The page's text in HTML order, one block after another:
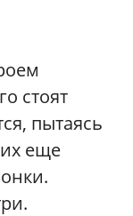
стоят
пытаясь
еще